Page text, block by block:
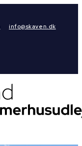
info@skaven.dk